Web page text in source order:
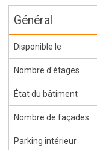
Général
Disponible le
Nombre d'étages
État du bâtiment
Nombre de façades
Parking intérieur